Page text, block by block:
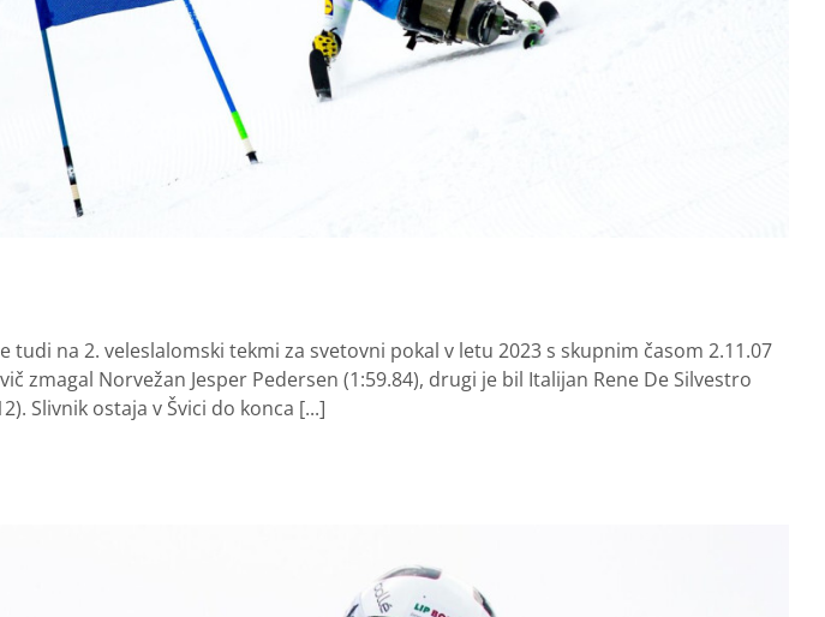
tudi na 2. veleslalomski tekmi za svetovni pokal v letu 2023 s skupnim časom 2.11.07
zmagal Norvežan Jesper Pedersen (1:59.84), drugi je bil Italijan Rene De Silvestro
Slivnik ostaja v Švici do konca [...]